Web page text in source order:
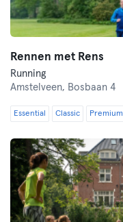
Rennen met Rens
Running
Amstelveen, Bosbaan 4
Essential Classic Premium